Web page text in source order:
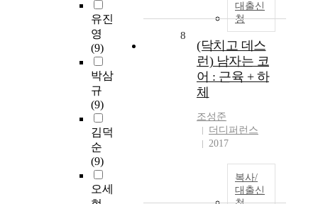
유진
영
(9)
박삼
규
(9)
김덕
순
(9)
오세
대출신
청
8
(닥치고 데스
런) 남자는 코
어 : 근육 + 하
체
조성준
더디퍼런스
2017
복사/
대출신